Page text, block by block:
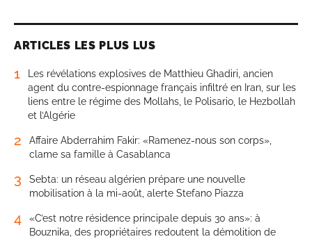
ARTICLES LES PLUS LUS
1
Les révélations explosives de Matthieu Ghadiri, ancien
agent du contre-espionnage français infiltré en Iran, sur les
liens entre le régime des Mollahs, le Polisario, le Hezbollah
et l’Algérie
2
Affaire Abderrahim Fakir: «Ramenez-nous son corps»,
clame sa famille à Casablanca
3
Sebta: un réseau algérien prépare une nouvelle
mobilisation à la mi-août, alerte Stefano Piazza
4
«C’est notre résidence principale depuis 30 ans»: à
Bouznika, des propriétaires redoutent la démolition de